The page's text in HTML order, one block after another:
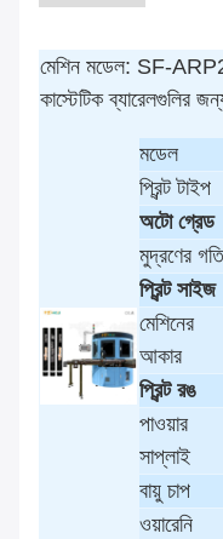
মেশিন মডেল: SF-ARP28,
কাস্টেটিক ব্যারেলগুলির
মডেল
প্রিন্ট টাইপ
অটো গ্রেড
মুদ্রণের গতি
প্রিন্ট সাইজ
মেশিনের
আকার
প্রিন্ট রঙ
পাওয়ার
সাপ্লাই
বায়ু চাপ
ওয়ারেনি